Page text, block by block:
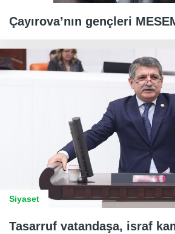
Çayırova’nın gençleri
Siyaset
Tasarruf vatandaşa, israf